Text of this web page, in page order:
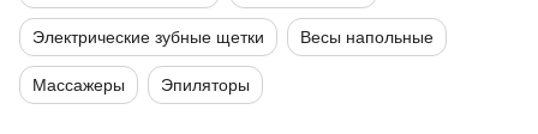
Электрические зубные щетки Весы напольные
Массажеры Эпиляторы